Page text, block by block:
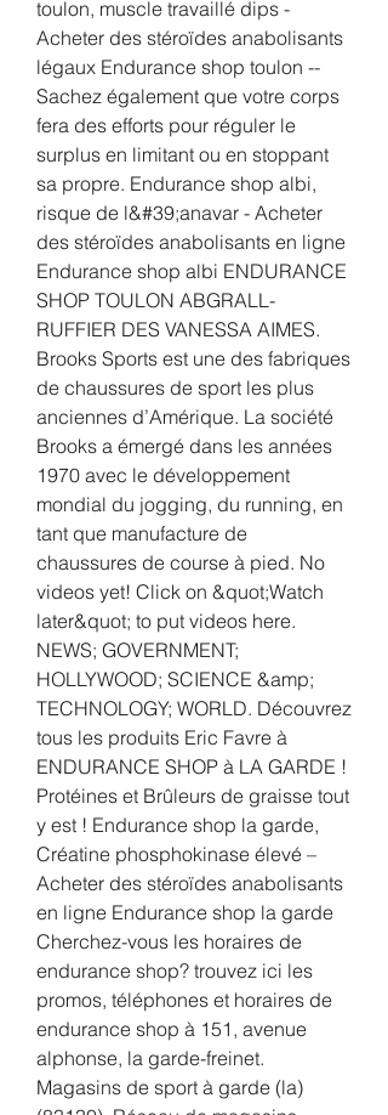
toulon, muscle travaillé dips -
Acheter des stéroïdes anabolisants
légaux Endurance shop toulon --
Sachez également que votre corps
fera des efforts pour réguler le
surplus en limitant ou en stoppant
sa propre. Endurance shop albi,
risque de l&#39;anavar - Acheter
des stéroïdes anabolisants en ligne
Endurance shop albi ENDURANCE
SHOP TOULON ABGRALL-
RUFFIER DES VANESSA AIMES.
Brooks Sports est une des fabriques
de chaussures de sport les plus
anciennes d’Amérique. La société
Brooks a émergé dans les années
1970 avec le développement
mondial du jogging, du running, en
tant que manufacture de
chaussures de course à pied. No
videos yet! Click on &quot;Watch
later&quot; to put videos here.
NEWS; GOVERNMENT;
HOLLYWOOD; SCIENCE &amp;
TECHNOLOGY; WORLD. Découvrez
tous les produits Eric Favre à
ENDURANCE SHOP à LA GARDE !
Protéines et Brûleurs de graisse tout
y est ! Endurance shop la garde,
Créatine phosphokinase élevé –
Acheter des stéroïdes anabolisants
en ligne Endurance shop la garde
Cherchez-vous les horaires de
endurance shop? trouvez ici les
promos, téléphones et horaires de
endurance shop à 151, avenue
alphonse, la garde-freinet.
Magasins de sport à garde (la)